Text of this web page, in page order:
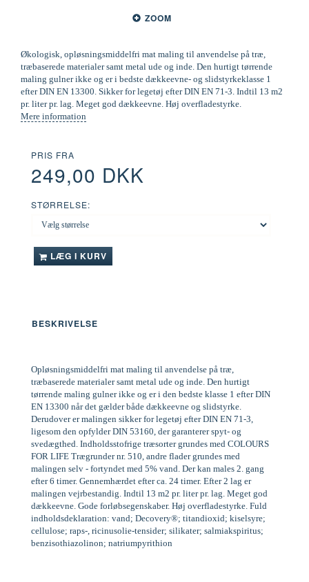
ZOOM
Økologisk, opløsningsmiddelfri mat maling til anvendelse på træ,
træbaserede materialer samt metal ude og inde. Den hurtigt tørrende
maling gulner ikke og er i bedste dækkeevne- og slidstyrkeklasse 1
efter DIN EN 13300. Sikker for legetøj efter DIN EN 71-3. Indtil 13 m2
pr. liter pr. lag. Meget god dækkeevne. Høj overfladestyrke.
Mere information
PRIS FRA
249,00 DKK
STØRRELSE:
LÆG I KURV
BESKRIVELSE
Opløsningsmiddelfri mat maling til anvendelse på træ,
træbaserede materialer samt metal ude og inde. Den hurtigt
tørrende maling gulner ikke og er i den bedste klasse 1 efter DIN
EN 13300 når det gælder både dækkeevne og slidstyrke.
Derudover er malingen sikker for legetøj efter DIN EN 71-3,
ligesom den opfylder DIN 53160, der garanterer spyt- og
svedægthed. Indholdsstofrige træsorter grundes med COLOURS
FOR LIFE Trægrunder nr. 510, andre flader grundes med
malingen selv - fortyndet med 5% vand. Der kan males 2. gang
efter 6 timer. Gennemhærdet efter ca. 24 timer. Efter 2 lag er
malingen vejrbestandig. Indtil 13 m2 pr. liter pr. lag. Meget god
dækkeevne. Gode forløbsegenskaber. Høj overfladestyrke. Fuld
indholdsdeklaration: vand; Decovery®; titandioxid; kiselsyre;
cellulose; raps-, ricinusolie-tensider; silikater; salmiakspiritus;
benzisothiazolinon; natriumpyrithion